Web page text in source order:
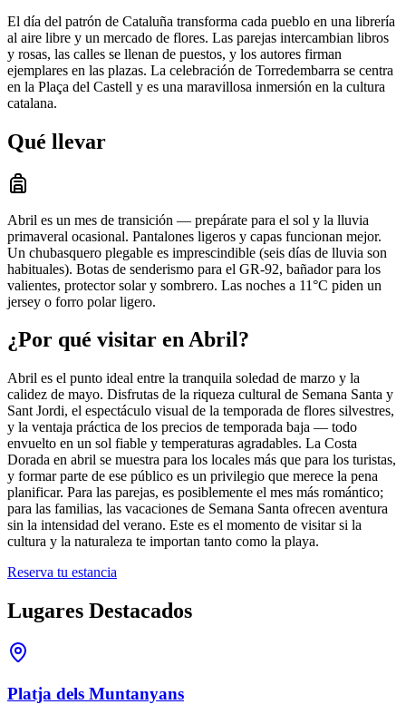
El día del patrón de Cataluña transforma cada pueblo en una librería
al aire libre y un mercado de flores. Las parejas intercambian libros
y rosas, las calles se llenan de puestos, y los autores firman
ejemplares en las plazas. La celebración de Torredembarra se centra
en la Plaça del Castell y es una maravillosa inmersión en la cultura
catalana.
Qué llevar
Abril es un mes de transición — prepárate para el sol y la lluvia
primaveral ocasional. Pantalones ligeros y capas funcionan mejor.
Un chubasquero plegable es imprescindible (seis días de lluvia son
habituales). Botas de senderismo para el GR-92, bañador para los
valientes, protector solar y sombrero. Las noches a 11°C piden un
jersey o forro polar ligero.
¿Por qué visitar en Abril?
Abril es el punto ideal entre la tranquila soledad de marzo y la
calidez de mayo. Disfrutas de la riqueza cultural de Semana Santa y
Sant Jordi, el espectáculo visual de la temporada de flores silvestres,
y la ventaja práctica de los precios de temporada baja — todo
envuelto en un sol fiable y temperaturas agradables. La Costa
Dorada en abril se muestra para los locales más que para los turistas,
y formar parte de ese público es un privilegio que merece la pena
planificar. Para las parejas, es posiblemente el mes más romántico;
para las familias, las vacaciones de Semana Santa ofrecen aventura
sin la intensidad del verano. Este es el momento de visitar si la
cultura y la naturaleza te importan tanto como la playa.
Reserva tu estancia
Lugares Destacados
Platja dels Muntanyans